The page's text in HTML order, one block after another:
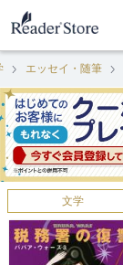
エッセイ・随筆
文学